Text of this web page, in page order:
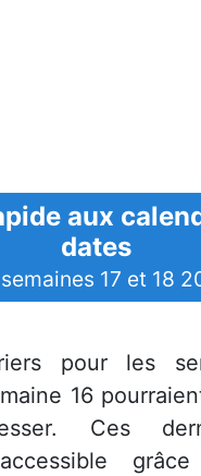
aux
dates
17 et 18
pour les
16
Ces